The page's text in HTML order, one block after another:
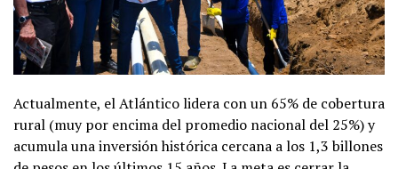
Actualmente, el Atlántico lidera con un 65% de cobertura
rural (muy por encima del promedio nacional del 25%) y
acumula una inversión histórica cercana a los 1,3 billones